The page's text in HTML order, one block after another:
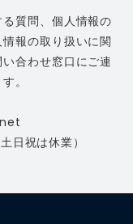
質問、個人情報の
報の取り扱いに関
合わせ窓口にご連
。
⽇祝は休業）